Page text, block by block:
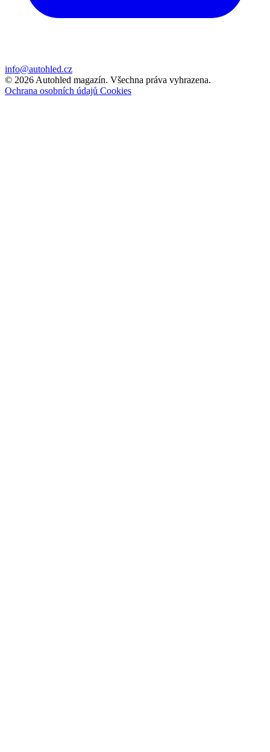
info@autohled.cz
© 2026 Autohled magazín. Všechna práva vyhrazena.
Ochrana osobních údajů Cookies